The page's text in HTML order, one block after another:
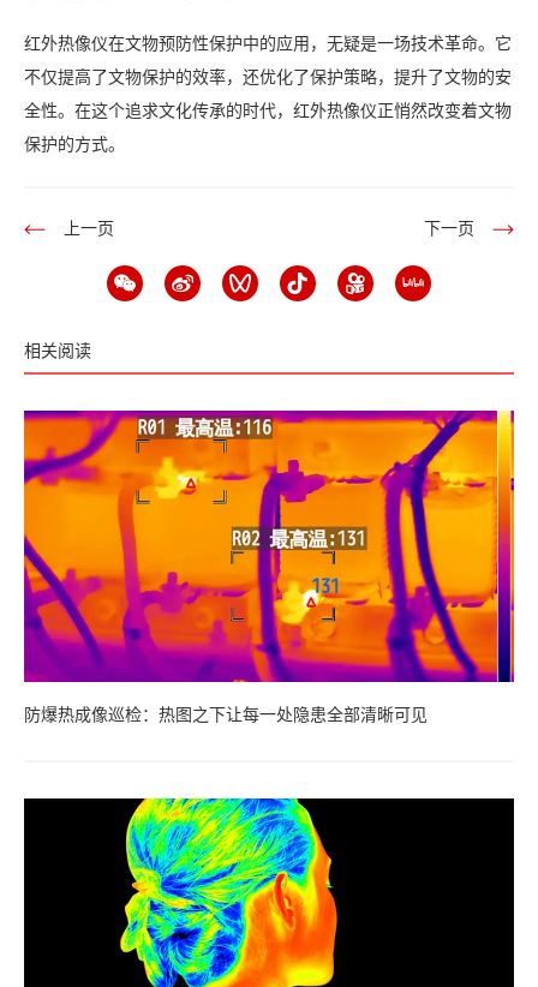
红外热像仪在文物预防性保护中的应用，无疑是一场技术革命。它
不仅提高了文物保护的效率，还优化了保护策略，提升了文物的安
全性。在这个追求文化传承的时代，红外热像仪正悄然改变着文物
保护的方式。
上一页 下一页
相关阅读
防爆热成像巡检：热图之下让每一处隐患全部清晰可见